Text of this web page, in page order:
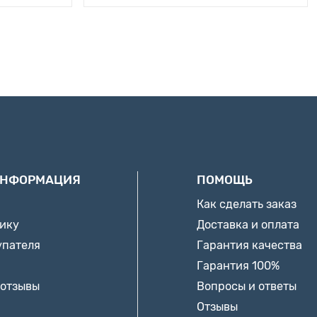
ПОМОЩЬ
Как сделать заказ
Доставка и оплата
Гарантия качества
Гарантия 100%
Вопросы и ответы
Отзывы